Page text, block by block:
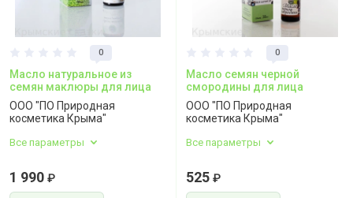
0
Масло натуральное из
семян маклюры для лица
ООО "ПО Природная
косметика Крыма"
Все параметры
1 990 ₽
0
Масло семян черной
смородины для лица
ООО "ПО Природная
косметика Крыма"
Все параметры
525 ₽